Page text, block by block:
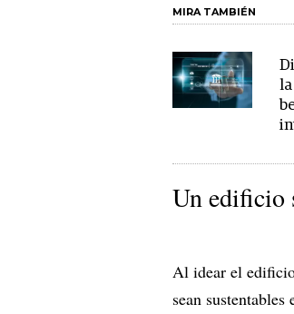
MIRA TAMBIÉN
Un edificio
Al idear el
sean